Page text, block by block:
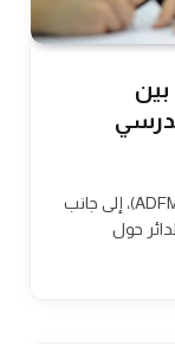
بين
دخلت الجمعية الديمقراطية لنساء المغرب (ADFM)، إلى جانب
حول